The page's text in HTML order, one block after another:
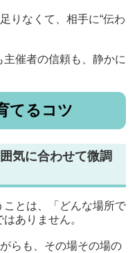
りなくて、相手に“伝わ
催者の信頼も、静かに
てるコツ
気に合わせて微調
ことは、「どんな場所で
ありません。
らも、その場その場の